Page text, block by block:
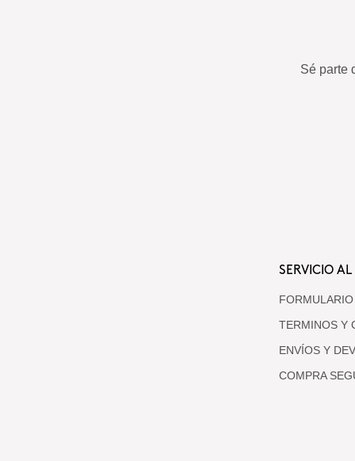
Sé parte
SERVICIO AL
TERMINOS Y
ENVÍOS Y
COMPRA